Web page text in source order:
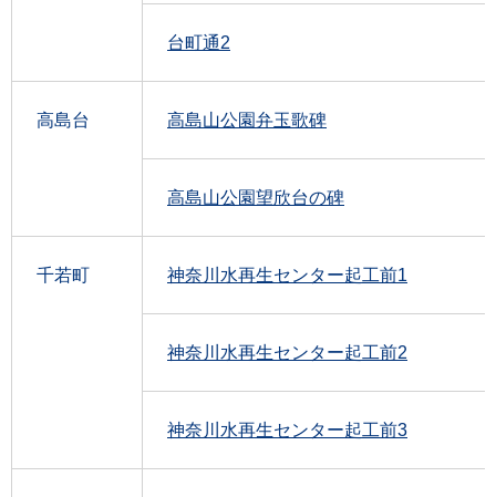
台町通2
高島台 高島山公園弁玉歌碑
高島山公園望欣台の碑
千若町 神奈川水再生センター起工前1
神奈川水再生センター起工前2
神奈川水再生センター起工前3